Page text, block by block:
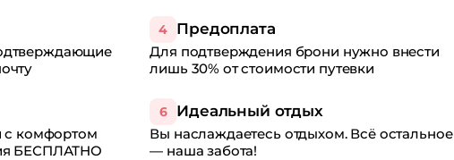
4 Предоплата
Для подтверждения брони нужно внести
лишь 30% от стоимости путевки
с комфортом
БЕСПЛАТНО
6 Идеальный отдых
Вы наслаждаетесь отдыхом. Всё остальное
— наша забота!